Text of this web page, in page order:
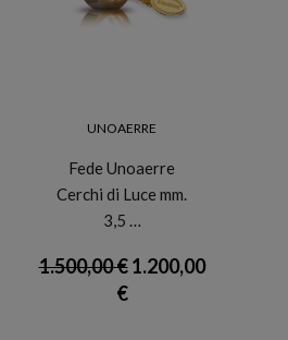
UNOAERRE
Fede Unoaerre
Cerchi di Luce mm.
3,5 …
1.500,00 €1.200,00
€